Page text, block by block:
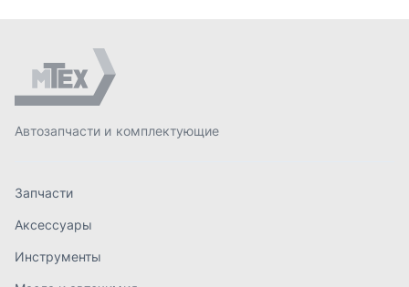
Масла и автохимия
Спецпредложения
Доставка и оплата
Контакты